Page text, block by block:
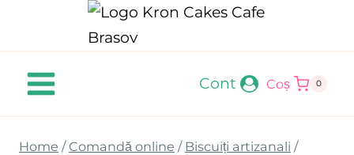
Cont
Coș 0
Home / Comandă online / Biscuiți artizanali /